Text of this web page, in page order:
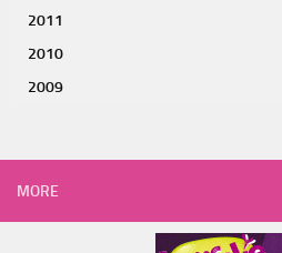
2011
2010
2009
MORE